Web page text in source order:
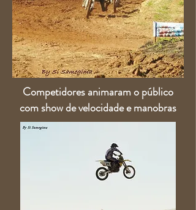
Competidores animaram o público
com show de velocidade e manobras